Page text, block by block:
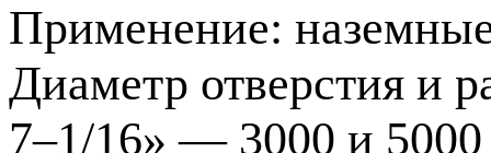
Применение:
Диаметр отверстия и
7–1/16» — 3000 и